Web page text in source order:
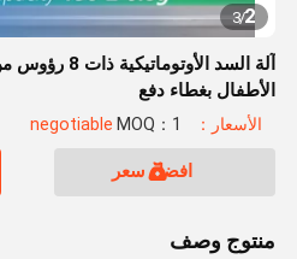
2
/
3
الأطفال بغطاء دفع
الأسعار：negotiable MOQ：1
افضل سعر
منتوج وصف